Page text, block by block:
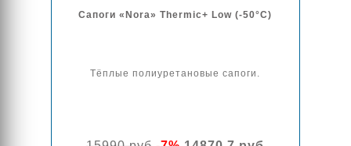
Сапоги «Nora» Thermic+ Low (-50°C)
Тёплые полиуретановые сапоги.